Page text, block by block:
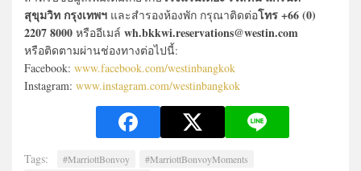
สุขุมวิท กรุงเทพฯ และสำรองห้องพัก กรุณาติดต่อโทร +66 (0)
2207 8000 หรืออีเมล์ wh.bkkwi.reservations@westin.com
หรือติดตามผ่านช่องทางต่อไปนี้:
Facebook: www.facebook.com/westinbangkok
Instagram: www.instagram.com/westinbangkok
Tags: #MarriottBonvoy
#MarriottBonvoyMoments